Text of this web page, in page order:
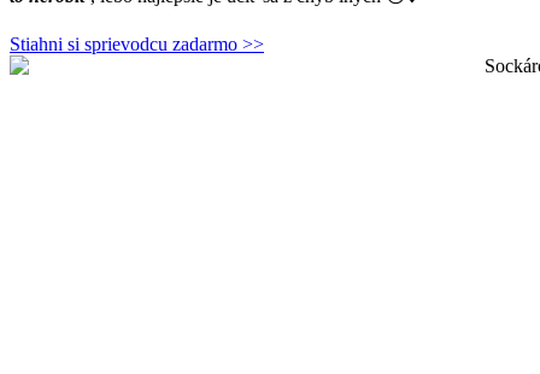
Stiahni si sprievodcu zadarmo >>